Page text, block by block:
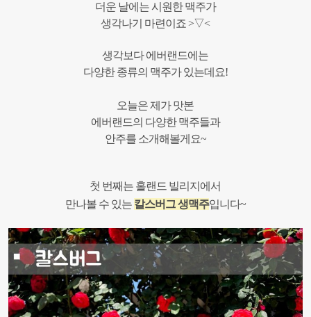
더운 날에는 시원한 맥주가
생각나기 마련이죠 >▽<
생각보다 에버랜드에는
다양한 종류의 맥주가 있는데요!
오늘은 제가 맛본
에버랜드의 다양한 맥주들과
안주를 소개해볼게요~
첫 번째는 홀랜드 빌리지에서
만나볼 수 있는 칼스버그생맥주입니다~